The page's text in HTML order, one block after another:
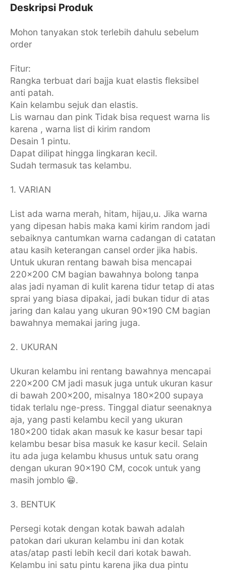
Deskripsi Produk
Mohon tanyakan stok terlebih dahulu sebelum
order
Fitur:
Rangka terbuat dari bajja kuat elastis fleksibel
anti patah.
Kain kelambu sejuk dan elastis.
Lis warnau dan pink Tidak bisa request warna lis
karena , warna list di kirim random
Desain 1 pintu.
Dapat dilipat hingga lingkaran kecil.
Sudah termasuk tas kelambu.
1. VARIAN
List ada warna merah, hitam, hijau,u. Jika warna
yang dipesan habis maka kami kirim random jadi
sebaiknya cantumkan warna cadangan di catatan
atau kasih keterangan cansel order jika habis.
Untuk ukuran rentang bawah bisa mencapai
220x200 CM bagian bawahnya bolong tanpa
alas jadi nyaman di kulit karena tidur tetap di atas
sprai yang biasa dipakai, jadi bukan tidur di atas
jaring dan kalau yang ukuran 90x190 CM bagian
bawahnya memakai jaring juga.
2. UKURAN
Ukuran kelambu ini rentang bawahnya mencapai
220x200 CM jadi masuk juga untuk ukuran kasur
di bawah 200x200, misalnya 180x200 supaya
tidak terlalu nge-press. Tinggal diatur seenaknya
aja, yang pasti kelambu kecil yang ukuran
180x200 tidak akan masuk ke kasur besar tapi
kelambu besar bisa masuk ke kasur kecil. Selain
itu ada juga kelambu khusus untuk satu orang
dengan ukuran 90x190 CM, cocok untuk yang
masih jomblo 😁.
3. BENTUK
Persegi kotak dengan kotak bawah adalah
patokan dari ukuran kelambu ini dan kotak
atas/atap pasti lebih kecil dari kotak bawah.
Kelambu ini satu pintu karena jika dua pintu